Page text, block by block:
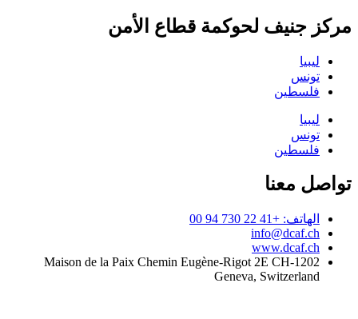
مركز جنيف لحوكمة قطاع الأمن
ليبيا
تونس
فلسطين
ليبيا
تونس
فلسطين
تواصل معنا
الهاتف: +41 22 730 94 00
info@dcaf.ch
www.dcaf.ch
Maison de la Paix Chemin Eugène-Rigot 2E CH-1202
Geneva, Switzerland